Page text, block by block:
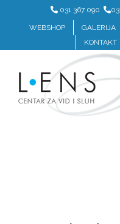
content
031 367 090
WEBSHOP GALERIJA
KONTAKT